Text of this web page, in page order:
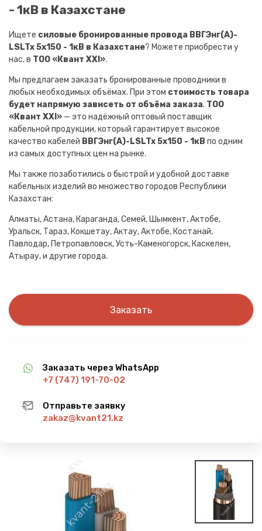
- 1кВ в Казахстане
Ищете силовые бронированные провода ВВГЭнг(A)-
LSLTx 5х150 - 1кВ в Казахстане? Можете приобрести у
нас, в ТОО «Квант XXI».
Мы предлагаем заказать бронированные проводники в
любых необходимых объёмах. При этом стоимость товара
будет напрямую зависеть от объёма заказа. ТОО
«Квант XXI» — это надёжный оптовый поставщик
кабельной продукции, который гарантирует высокое
качество кабелей ВВГЭнг(A)-LSLTx 5х150 - 1кВ по одним
из самых доступных цен на рынке.
Мы также позаботились о быстрой и удобной доставке
кабельных изделий во множество городов Республики
Казахстан:
Алматы, Астана, Караганда, Семей, Шымкент, Актобе,
Уральск, Тараз, Кокшетау, Актау, Актобе, Костанай,
Павлодар, Петропавловск, Усть-Каменогорск, Каскелен,
Атырау, и другие города.
Заказать
Заказать через WhatsApp
+7 (747) 191-70-02
Отправьте заявку
zakaz@kvant21.kz